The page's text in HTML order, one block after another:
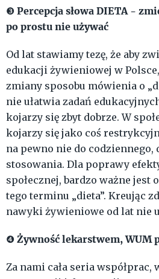
❸ Percepcja słowa DIETA -
po prostu nie używać
Od lat stawiamy tezę, że aby
edukacji żywieniowej w
zmiany sposobu mówienia o
nie ułatwia zadań
kojarzy się zbyt dobrze. W
kojarzy się jako coś
na pewno nie do codziennego,
stosowania. Dla poprawy
społecznej, bardzo ważne jest
tego terminu „dieta”. Kreując
nawyki żywieniowe od lat nie
❹ Żywność lekarstwem, WUM
Za nami cała seria współprac,